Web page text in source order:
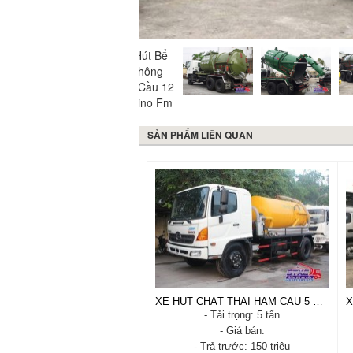
SẢN PHẨM LIÊN QUAN
XE HÚT CHẤT THẢI HẦM CẦU 5 KHỐI (M3)
- Tải trọng: 5 tấn
- Giá bán:
- Trả trước: 150 triệu